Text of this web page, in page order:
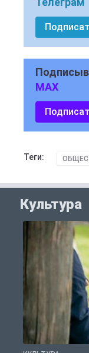
MAX
Теги:
Культура